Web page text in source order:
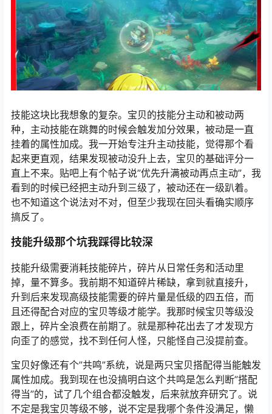
技能这块比我想象的复杂。宝贝的技能分主动和被动两
种，主动技能在跳舞的时候会触发加分效果，被动是一直
挂着的属性加成。我一开始专注升主动技能，觉得那个看
起来更直观，结果发现被动没升上去，宝贝的基础评分一
直上不来。贴吧上有个帖子说”优先升满被动再点主动”，我
看到的时候已经把主动升到三级了，被动还在一级趴着。
也不知道这个说法对不对，但至少我现在回头看确实顺序
搞反了。
技能升级那个坑我踩得比较深
技能升级需要消耗技能碎片，碎片从日常任务和活动里
掉，量不算多。我前期不知道碎片稀缺，拿到就直接升，
升到后来发现高级技能需要的碎片量是低级的四五倍，而
且还得配合对应的宝贝等级才能学。我那时候宝贝等级没
跟上，碎片全浪费在前期了。就是那种花出去了才发现方
向歪了的感觉，找不到任何人怪，只能怪自己没提前查。
宝贝好像还有个”共鸣”系统，说是两只宝贝搭配得当能触发
属性加成。我到现在也没搞明白这个共鸣是怎么判断”搭配
得当”的，试了几个组合都没触发，后来就放弃研究了。说
不定是我宝贝等级不够，说不定是我哪个条件没满足，懒